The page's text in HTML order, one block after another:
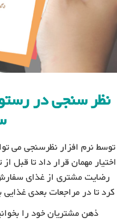
نظر سنجی در
توسط نرم افزار نظرسنجی می
اختیار مهمان قرار داد تا قبل
رضایت مشتری از غذای
کرد تا در مراجعات بعدی
ذهن مشتریان خود را